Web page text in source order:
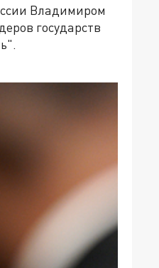
Владимиром
государств